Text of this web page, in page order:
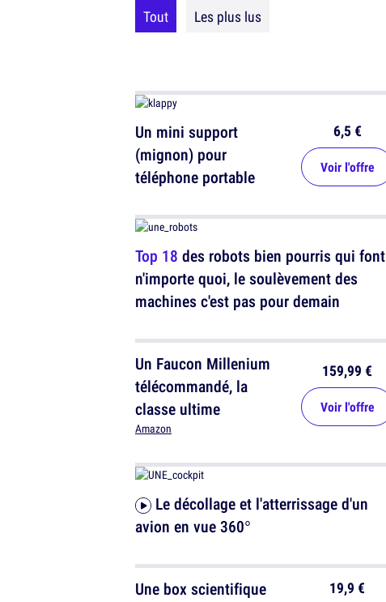
Tout Les plus lus
Un mini support
(mignon) pour
téléphone portable
6,5 €
Voir l'offre
Top 18 des robots bien pourris qui font
n'importe quoi, le soulèvement des
machines c'est pas pour demain
Un Faucon Millenium
télécommandé, la
classe ultime
Amazon
159,99 €
Voir l'offre
avion en vue 360°
Une box scientifique
19,9 €